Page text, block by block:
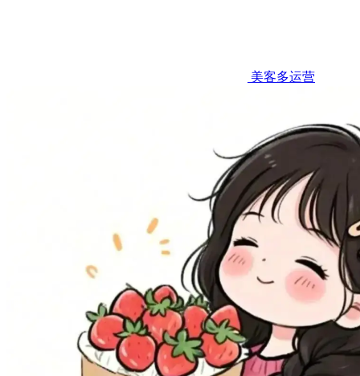
美客多运营